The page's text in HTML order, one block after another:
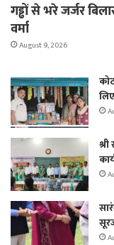
गड्ढों से भरे जर्जर
वर्मा
August 9, 2026